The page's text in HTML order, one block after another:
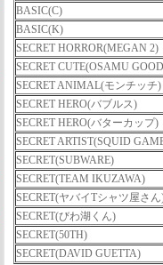
BASIC(C)
BASIC(K)
SECRET HORROR(MEGAN 2)
SECRET CUTE(OSAMU
SECRET ANIMAL(モンチッチ)
SECRET HERO(バブルス)
SECRET HERO(バターカップ)
SECRET ARTIST(SQUID
SECRET(SUBWARE)
SECRET(TEAM IKUZAWA)
SECRET(ヤバイTシャツ屋さ
SECRET(びわ湖くん)
SECRET(50TH)
SECRET(DAVID GUETTA)